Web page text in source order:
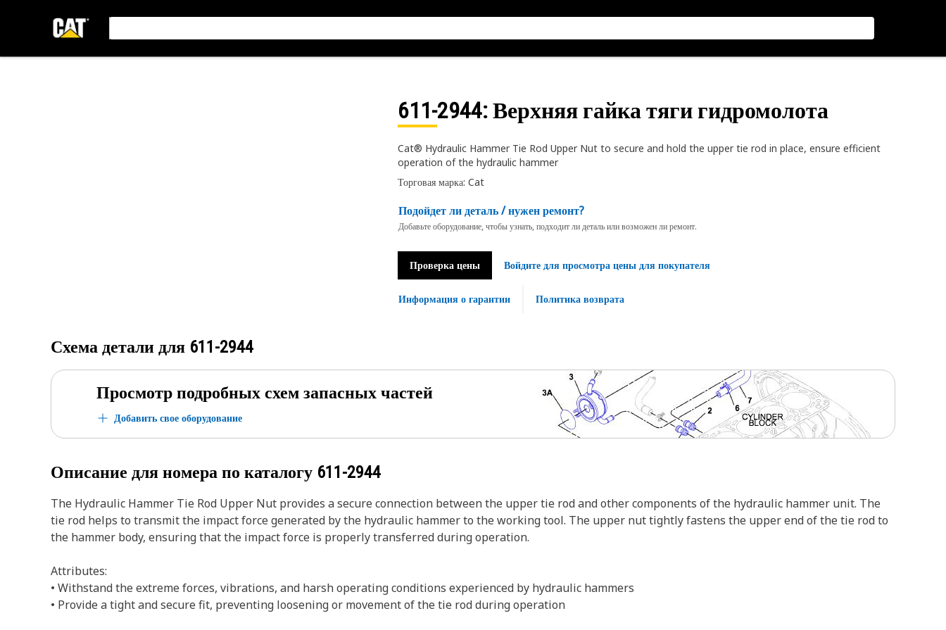
611-2944: Верхняя гайка тяги гидромолота
Cat® Hydraulic Hammer Tie Rod Upper Nut to secure and hold the upper tie rod in place, ensure efficient
operation of the hydraulic hammer
Торговая марка: Cat
Подойдет ли деталь / нужен ремонт?
Добавьте оборудование, чтобы узнать, подходит ли деталь или возможен ли ремонт.
Проверка цены Войдите для просмотра цены для покупателя
Информация о гарантии Политика возврата
Схема детали для 611-2944
Просмотр подробных схем запасных частей
Добавить свое оборудование
Описание для номера по каталогу 611-2944
The Hydraulic Hammer Tie Rod Upper Nut provides a secure connection between the upper tie rod and other components of the hydraulic hammer unit. The
tie rod helps to transmit the impact force generated by the hydraulic hammer to the working tool. The upper nut tightly fastens the upper end of the tie rod to
the hammer body, ensuring that the impact force is properly transferred during operation.
Attributes:
• Withstand the extreme forces, vibrations, and harsh operating conditions experienced by hydraulic hammers
• Provide a tight and secure fit, preventing loosening or movement of the tie rod during operation